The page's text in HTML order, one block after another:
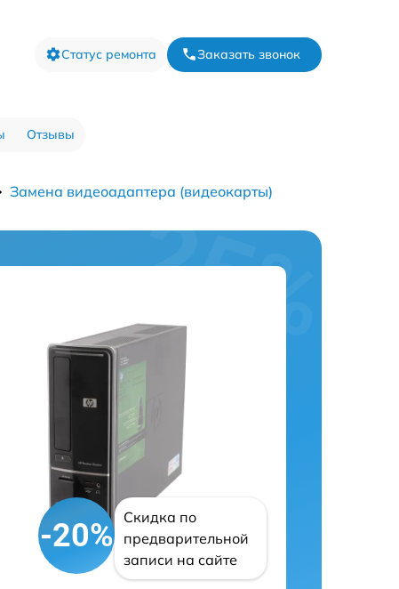
Статус ремонта Заказать звонок
Отзывы
Замена видеоадаптера (видеокарты)
-20%
Скидка по
предварительной
записи на сайте